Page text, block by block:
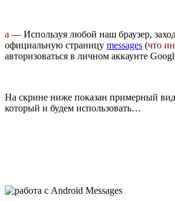
а — Используя любой наш браузер,
официальную страницу messages (что
авторизоваться в личном аккаунте
На скрине ниже показан примерный
который и будем использовать…